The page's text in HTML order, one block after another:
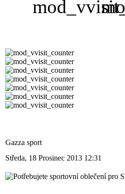
Gazza sport
Středa, 18 Prosinec 2013 12:31